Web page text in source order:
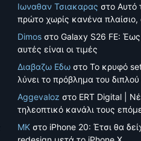
Ιωναθαν ΤσιακαραςστοΑυτό
πρώτο χωρίς κανένα
DimosστοGalaxy S26 FE:
αυτές είναι οι τιμές
Διαβαζω ΕδωστοΤο κρυφό
λύνει το πρόβλημα του διπλού
Aggevalozστο ERT Digital |
τηλεοπτικό κανάλι τους
MKστο iPhone 20: Έτσι θα